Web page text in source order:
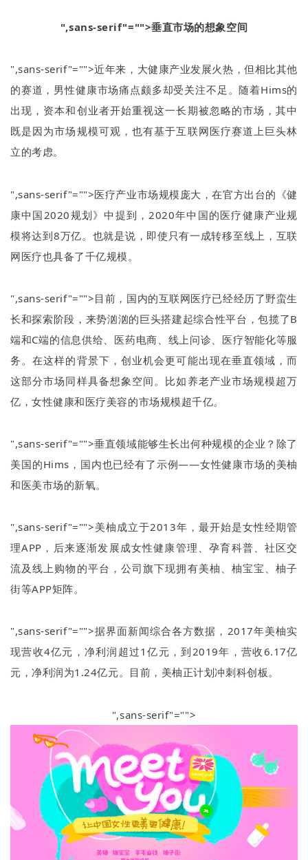
",sans-serif"="">垂直市场的想象空间
",sans-serif"="">近年来，大健康产业发展火热，但相比其他
的赛道，男性健康市场痛点颇多却受关注不足。随着Hims的
出现，资本和创业者开始重视这一长期被忽略的市场，其中
既是因为市场规模可观，也有基于互联网医疗赛道上巨头林
立的考虑。
",sans-serif"="">医疗产业市场规模庞大，在官方出台的《健
康中国 2020规划》中提到， 2020年中国的医疗健康产业规
模将达到8万亿。也就是说，即使只有一成转移至线上，互联
网医疗也具备了千亿规模。
",sans-serif"="">目前，国内的互联网医疗已经经历了野蛮生
长和探索阶段，来势汹汹的巨头搭建起综合性平台，包揽了B
端和C端的信息供给、医药电商、线上问诊、医疗智能化等服
务。在这样的背景下，创业机会更可能出现在垂直领域，而
这部分市场同样具备想象空间。比如养老产业市场规模超万
亿，女性健康和医疗美容的市场规模超千亿。
",sans-serif"="">垂直领域能够生长出何种规模的企业？除了
美国的Hims ，国内也已经有了示例——女性健康市场的美柚
和医美市场的新氧。
",sans-serif"="">美柚成立于2013年，最开始是女性经期管
理APP ，后来逐渐发展成女性健康管理、孕育科普、社区交
流及线上购物的平台，公司旗下现拥有美柚、柚宝宝、柚子
街等APP矩阵。
",sans-serif"="">据界面新闻综合各方数据， 2017年美柚实
现营收4亿元，净利润超过1 亿元，到2019年，营收6.17亿
元，净利润为1.24亿元。目前，美柚正计划冲刺科创板。
",sans-serif"="">